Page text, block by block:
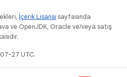
İçerik Lisansı sayfasında
ve OpenJDK, Oracle ve/veya satış
27 UTC.